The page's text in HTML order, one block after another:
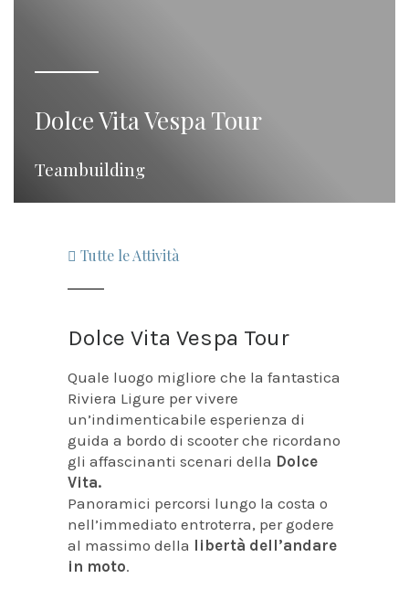
Dolce Vita Vespa Tour
Teambuilding
Tutte le Attività
Dolce Vita Vespa Tour
Quale luogo migliore che la fantastica
Riviera Ligure per vivere
un’indimenticabile esperienza di
guida a bordo di scooter che ricordano
gli affascinanti scenari della Dolce
Vita.
Panoramici percorsi lungo la costa o
nell’immediato entroterra, per godere
al massimo della libertà dell’andare
in moto.